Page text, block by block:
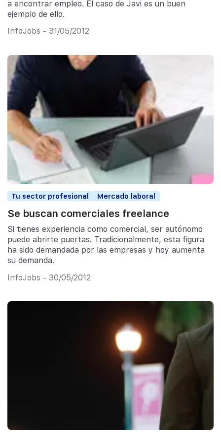
a encontrar empleo. El caso de Javi es un buen
ejemplo de ello.
InfoJobs - 31/05/2012
Tu sector profesional Mercado laboral
Se buscan comerciales freelance
Si tienes experiencia como comercial, ser autónomo
puede abrirte puertas. Tradicionalmente, esta figura
ha sido demandada por las empresas y hoy aumenta
su demanda.
InfoJobs - 30/05/2012